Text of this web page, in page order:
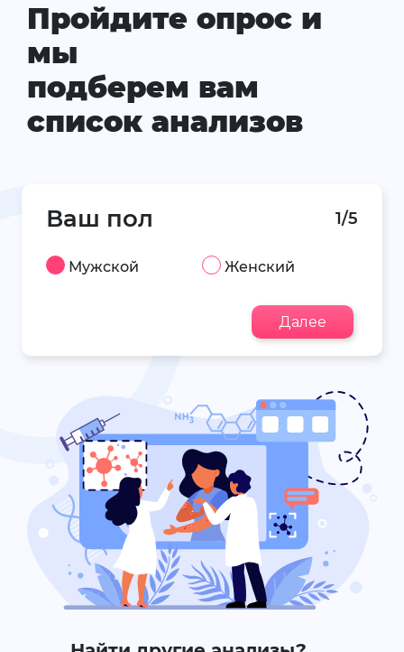
Пройдите опрос и
мы
подберем вам
список анализов
Ваш пол 1/5
Мужской Женский
Далее